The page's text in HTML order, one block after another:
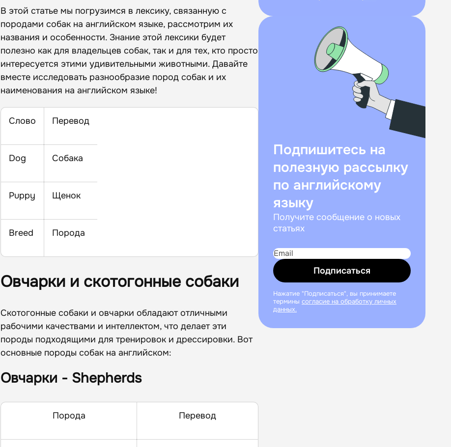
Неохотничьи собаки — Non-sporting dogs
Дрессировка собак - Dog training
Словарь собаковода
В этой статье мы погрузимся в лексику, связанную с
породами собак на английском языке, рассмотрим их
названия и особенности. Знание этой лексики будет
полезно как для владельцев собак, так и для тех, кто просто
интересуется этими удивительными животными. Давайте
вместе исследовать разнообразие пород собак и их
наименования на английском языке!
Слово Перевод
Dog Собака
Puppy Щенок
Breed Порода
Овчарки и скотогонные собаки
Скотогонные собаки и овчарки обладают отличными
рабочими качествами и интеллектом, что делает эти
породы подходящими для тренировок и дрессировки. Вот
основные породы собак на английском:
Овчарки - Shepherds
Порода Перевод
Подпишитесь на
полезную рассылку
по английскому
языку
Получите сообщение о новых
статьях
Подписаться
Нажатие "Подписаться", вы принимаете
термины согласие на обработку личных
данных.